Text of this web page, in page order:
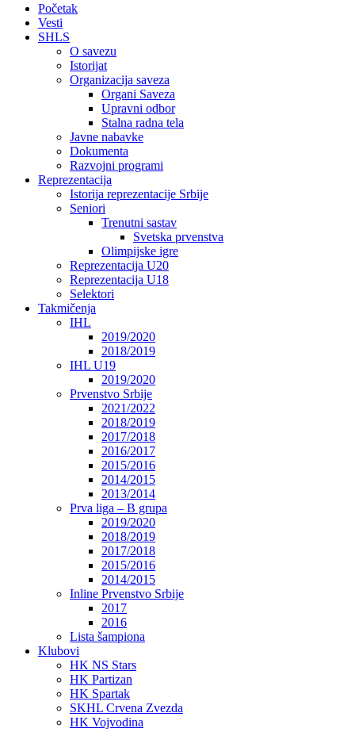
Početak
Vesti
SHLS
O savezu
Istorijat
Organizacija saveza
Organi Saveza
Upravni odbor
Stalna radna tela
Javne nabavke
Dokumenta
Razvojni programi
Reprezentacija
Istorija reprezentacije Srbije
Seniori
Trenutni sastav
Svetska prvenstva
Olimpijske igre
Reprezentacija U20
Reprezentacija U18
Selektori
Takmičenja
IHL
2019/2020
2018/2019
IHL U19
2019/2020
Prvenstvo Srbije
2021/2022
2018/2019
2017/2018
2016/2017
2015/2016
2014/2015
2013/2014
Prva liga – B grupa
2019/2020
2018/2019
2017/2018
2015/2016
2014/2015
Inline Prvenstvo Srbije
2017
2016
Lista šampiona
Klubovi
HK NS Stars
HK Partizan
HK Spartak
SKHL Crvena Zvezda
HK Vojvodina